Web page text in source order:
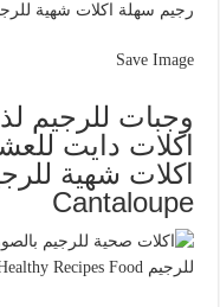
Save Image
وجبات للرجيم
اكلات دايت
Cantaloupe